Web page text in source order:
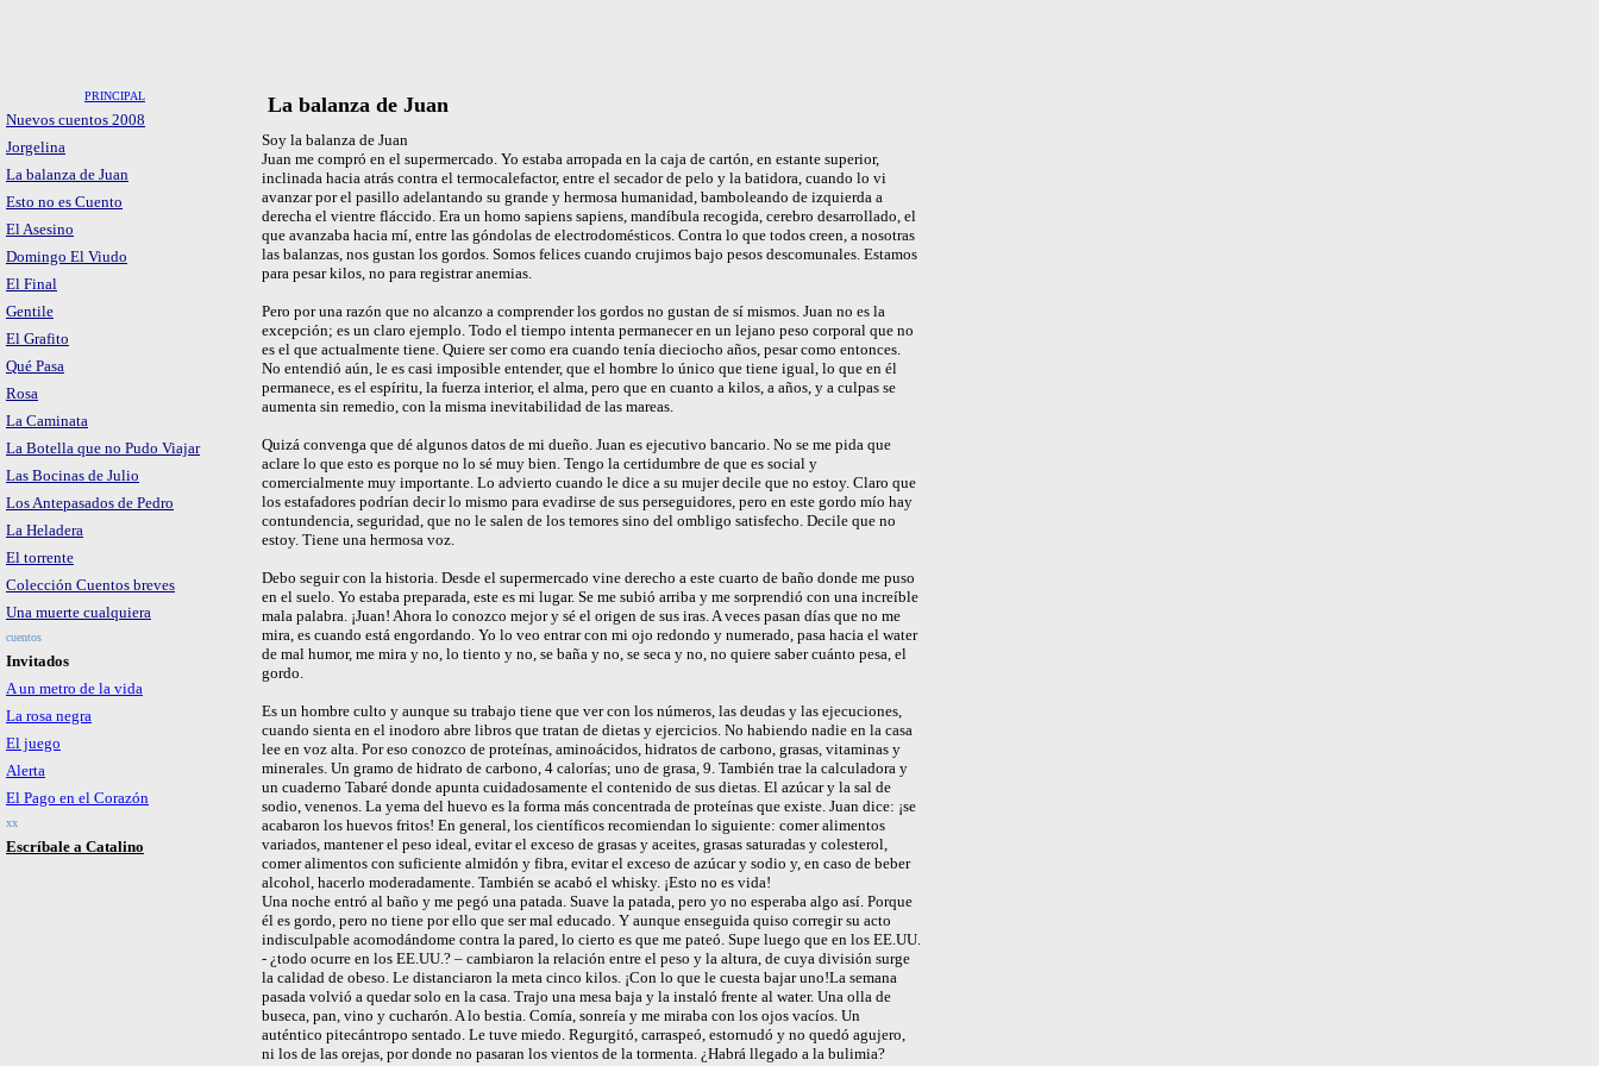
PRINCIPAL
Nuevos cuentos 2008
Jorgelina
La balanza de Juan
Esto no es Cuento
El Asesino
Domingo El Viudo
El Final
Gentile
El Grafito
Qué Pasa
Rosa
La Caminata
La Botella que no Pudo Viajar
Las Bocinas de Julio
Los Antepasados de Pedro
La Heladera
El torrente
Colección Cuentos breves
Una muerte cualquiera
cuentos
Invitados
A un metro de la vida
La rosa negra
El juego
Alerta
El Pago en el Corazón
xx
Escríbale a Catalino
La balanza de Juan
Soy la balanza de Juan
Juan me compró en el supermercado. Yo estaba arropada en la caja de cartón, en estante superior,
inclinada hacia atrás contra el termocalefactor, entre el secador de pelo y la batidora, cuando lo vi
avanzar por el pasillo adelantando su grande y hermosa humanidad, bamboleando de izquierda a
derecha el vientre fláccido. Era un homo sapiens sapiens, mandíbula recogida, cerebro desarrollado, el
que avanzaba hacia mí, entre las góndolas de electrodomésticos. Contra lo que todos creen, a nosotras
las balanzas, nos gustan los gordos. Somos felices cuando crujimos bajo pesos descomunales. Estamos
para pesar kilos, no para registrar anemias.
Pero por una razón que no alcanzo a comprender los gordos no gustan de sí mismos. Juan no es la
excepción; es un claro ejemplo. Todo el tiempo intenta permanecer en un lejano peso corporal que no
es el que actualmente tiene. Quiere ser como era cuando tenía dieciocho años, pesar como entonces.
No entendió aún, le es casi imposible entender, que el hombre lo único que tiene igual, lo que en él
permanece, es el espíritu, la fuerza interior, el alma, pero que en cuanto a kilos, a años, y a culpas se
aumenta sin remedio, con la misma inevitabilidad de las mareas.
Quizá convenga que dé algunos datos de mi dueño. Juan es ejecutivo bancario. No se me pida que
aclare lo que esto es porque no lo sé muy bien. Tengo la certidumbre de que es social y
comercialmente muy importante. Lo advierto cuando le dice a su mujer decile que no estoy. Claro que
los estafadores podrían decir lo mismo para evadirse de sus perseguidores, pero en este gordo mío hay
contundencia, seguridad, que no le salen de los temores sino del ombligo satisfecho. Decile que no
estoy. Tiene una hermosa voz.
Debo seguir con la historia. Desde el supermercado vine derecho a este cuarto de baño donde me puso
en el suelo. Yo estaba preparada, este es mi lugar. Se me subió arriba y me sorprendió con una increíble
mala palabra. ¡Juan! Ahora lo conozco mejor y sé el origen de sus iras. A veces pasan días que no me
mira, es cuando está engordando. Yo lo veo entrar con mi ojo redondo y numerado, pasa hacia el water
de mal humor, me mira y no, lo tiento y no, se baña y no, se seca y no, no quiere saber cuánto pesa, el
gordo.
Es un hombre culto y aunque su trabajo tiene que ver con los números, las deudas y las ejecuciones,
cuando sienta en el inodoro abre libros que tratan de dietas y ejercicios. No habiendo nadie en la casa
lee en voz alta. Por eso conozco de proteínas, aminoácidos, hidratos de carbono, grasas, vitaminas y
minerales. Un gramo de hidrato de carbono, 4 calorías; uno de grasa, 9. También trae la calculadora y
un cuaderno Tabaré donde apunta cuidadosamente el contenido de sus dietas. El azúcar y la sal de
sodio, venenos. La yema del huevo es la forma más concentrada de proteínas que existe. Juan dice: ¡se
acabaron los huevos fritos! En general, los científicos recomiendan lo siguiente: comer alimentos
variados, mantener el peso ideal, evitar el exceso de grasas y aceites, grasas saturadas y colesterol,
comer alimentos con suficiente almidón y fibra, evitar el exceso de azúcar y sodio y, en caso de beber
alcohol, hacerlo moderadamente. También se acabó el whisky. ¡Esto no es vida!
Una noche entró al baño y me pegó una patada. Suave la patada, pero yo no esperaba algo así. Porque
él es gordo, pero no tiene por ello que ser mal educado. Y aunque enseguida quiso corregir su acto
indisculpable acomodándome contra la pared, lo cierto es que me pateó. Supe luego que en los EE.UU.
- ¿todo ocurre en los EE.UU.? – cambiaron la relación entre el peso y la altura, de cuya división surge
la calidad de obeso. Le distanciaron la meta cinco kilos. ¡Con lo que le cuesta bajar uno!La semana
pasada volvió a quedar solo en la casa. Trajo una mesa baja y la instaló frente al water. Una olla de
buseca, pan, vino y cucharón. A lo bestia. Comía, sonreía y me miraba con los ojos vacíos. Un
auténtico pitecántropo sentado. Le tuve miedo. Regurgitó, carraspeó, estornudó y no quedó agujero,
ni los de las orejas, por donde no pasaran los vientos de la tormenta. ¿Habrá llegado a la bulimia?